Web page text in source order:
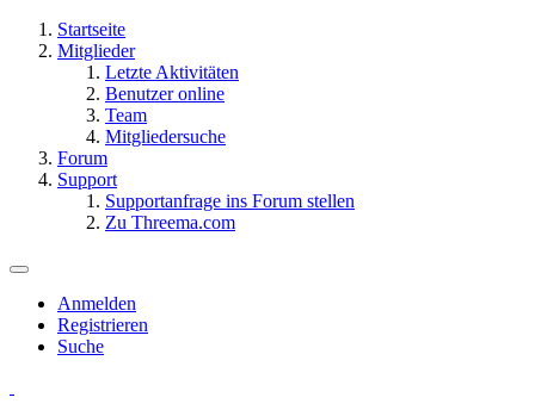
Startseite
Mitglieder
Letzte Aktivitäten
Benutzer online
Team
Mitgliedersuche
Forum
Support
Supportanfrage ins Forum stellen
Zu Threema.com
Anmelden
Registrieren
Suche